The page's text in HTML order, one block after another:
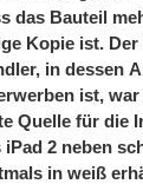
das Bauteil
Kopie ist.
in dessen
ist,
Quelle für die
iPad 2 neben
in weiß